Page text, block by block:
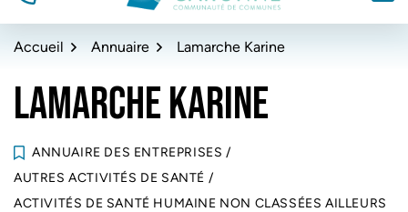
Accueil Annuaire Lamarche Karine
LAMARCHE KARINE
ANNUAIRE DES ENTREPRISES /
AUTRES ACTIVITÉS DE SANTÉ /
ACTIVITÉS DE SANTÉ HUMAINE NON CLASSÉES AILLEURS